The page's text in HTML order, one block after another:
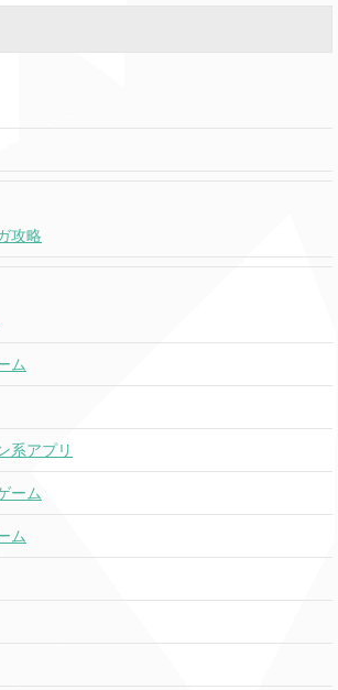
攻略
ム
系アプリ
ーム
ム